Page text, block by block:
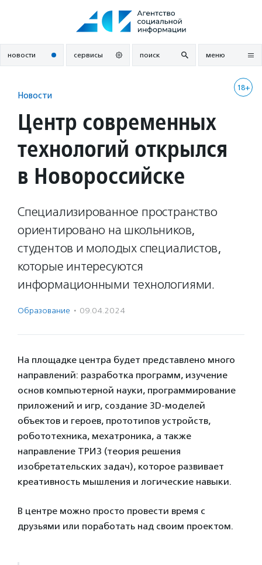
новости сервисы поиск меню
18+
Новости
Центр современных
технологий открылся
в Новороссийске
Специализированное пространство
ориентировано на школьников,
студентов и молодых специалистов,
которые интересуются
информационными технологиями.
Образование · 09.04.2024
На площадке центра будет представлено много
направлений: разработка программ, изучение
основ компьютерной науки, программирование
приложений и игр, создание 3D-моделей
объектов и героев, прототипов устройств,
робототехника, мехатроника, а также
направление ТРИЗ (теория решения
изобретательских задач), которое развивает
креативность мышления и логические навыки.
В центре можно просто провести время с
друзьями или поработать над своим проектом.